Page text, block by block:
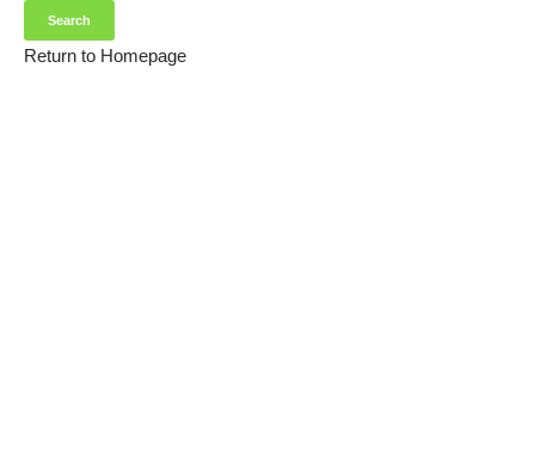
Return to Homepage